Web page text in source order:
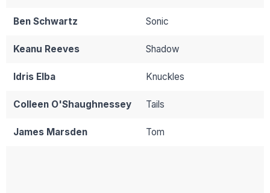
Ben Schwartz Sonic
Keanu Reeves Shadow
Idris Elba Knuckles
Colleen O'Shaughnessey Tails
James Marsden Tom